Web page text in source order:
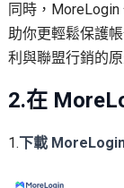
同時，
助你更輕鬆保護
利與聯盟行銷的
2.在
1.下載